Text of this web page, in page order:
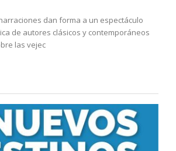
dan forma a un espectáculo
de autores clásicos y contemporáneos
las vejec